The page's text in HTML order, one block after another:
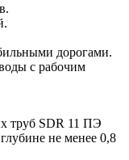
дорогами.
с рабочим
труб SDR 11 ПЭ
не менее 0,8